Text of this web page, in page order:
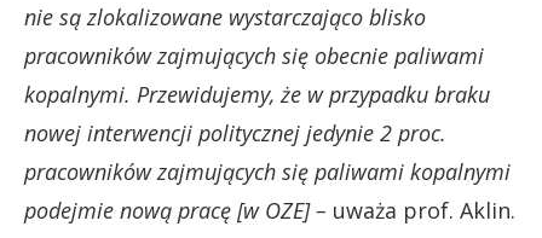
nie są zlokalizowane wystarczająco blisko
pracowników zajmujących się obecnie paliwami
kopalnymi. Przewidujemy, że w przypadku braku
nowej interwencji politycznej jedynie 2 proc.
pracowników zajmujących się paliwami kopalnymi
podejmie nową pracę [w OZE] – uważa prof. Aklin.